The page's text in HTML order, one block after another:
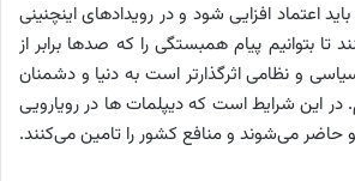
اعتماد افزایی شود و در رویدادهای اینچنینی
تا بتوانیم پیام همبستگی را که صدها برابر از
و نظامی اثرگذارتر است به دنیا و دشمنان
این شرایط است که دیپلمات ها در رویارویی
حاضر می‌شوند و منافع کشور را تامین می‌کنند.